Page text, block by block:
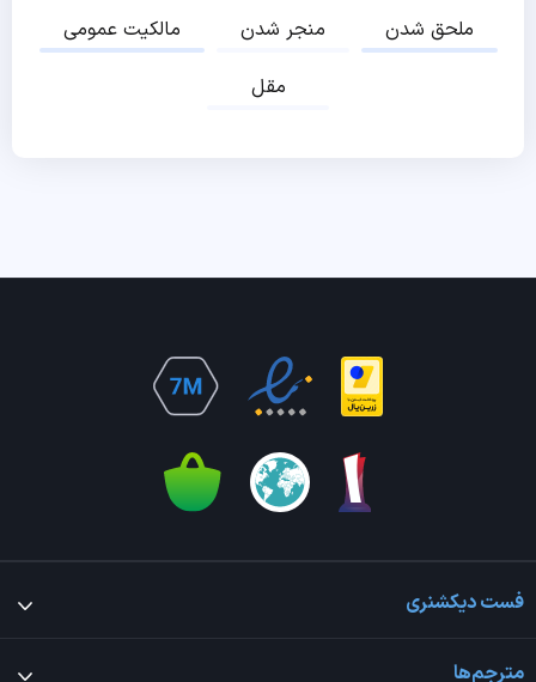
مالکیت عمومی
منجر شدن
ملحق شدن
مقل
فست دیکشنری
مترجم‌ها